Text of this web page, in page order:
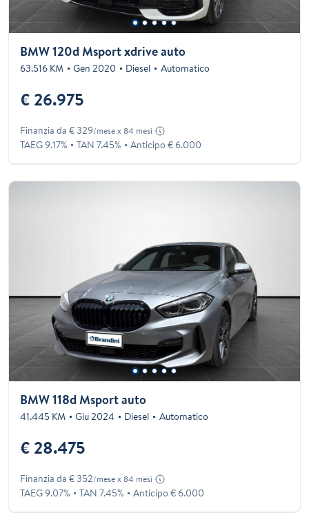
BMW 120d Msport xdrive auto
63.516 KM Gen 2020 Diesel Automatico
€ 26.975
Finanzia da € 329/mese x 84 mesi
TAEG 9.17% TAN 7.45% Anticipo € 6.000
BMW 118d Msport auto
41.445 KM Giu 2024 Diesel Automatico
€ 28.475
Finanzia da € 352/mese x 84 mesi
TAEG 9.07% TAN 7.45% Anticipo € 6.000